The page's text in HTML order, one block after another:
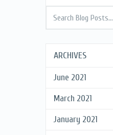
ARCHIVES
June 2021
March 2021
January 2021